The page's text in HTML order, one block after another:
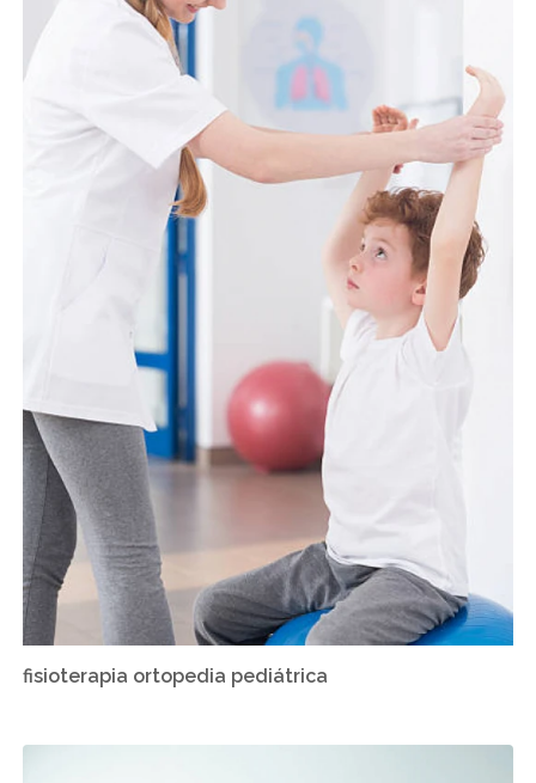
fisioterapia ortopedia pediátrica